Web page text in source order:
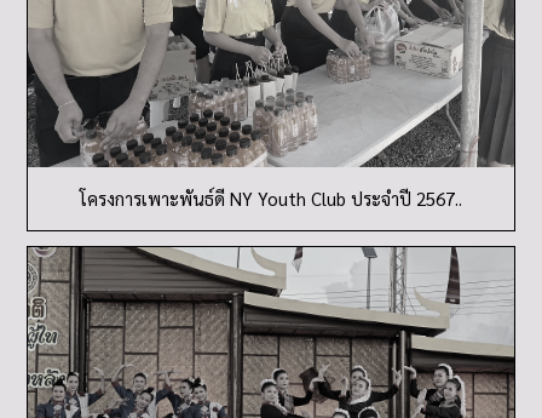
โครงการเพาะพันธ์ดี NY Youth Club ประจำปี 2567..